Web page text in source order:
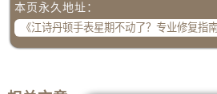
本页永久地址：